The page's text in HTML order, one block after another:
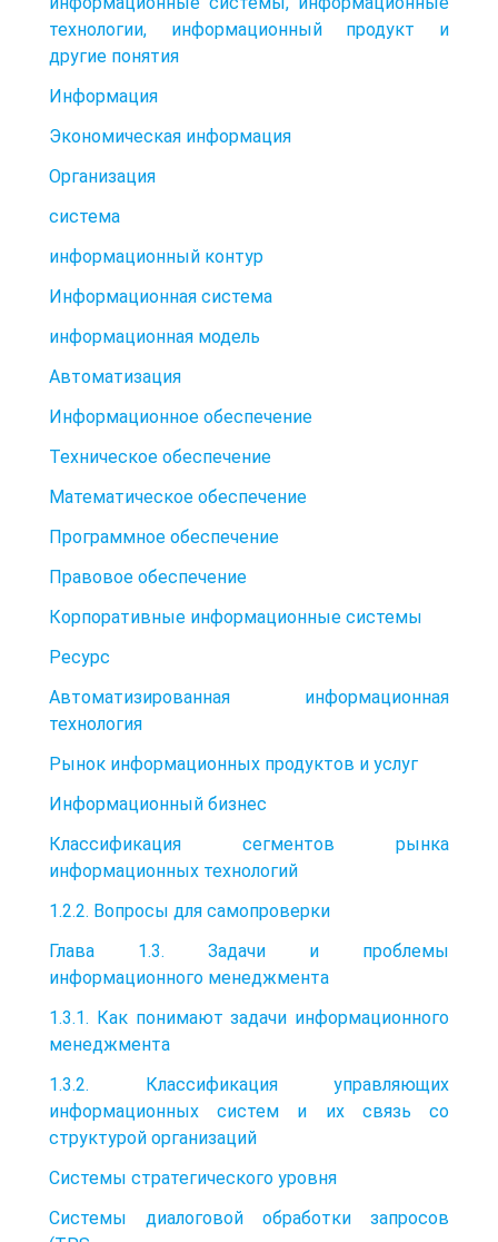
технологии, информационный продукт и
другие понятия
Информация
Экономическая информация
Организация
система
информационный контур
Информационная система
информационная модель
Автоматизация
Информационное обеспечение
Техническое обеспечение
Математическое обеспечение
Программное обеспечение
Правовое обеспечение
Корпоративные информационные системы
Ресурс
Автоматизированная информационная
технология
Рынок информационных продуктов и услуг
Информационный бизнес
Классификация сегментов рынка
информационных технологий
1.2.2. Вопросы для самопроверки
Глава 1.3. Задачи и проблемы
информационного менеджмента
1.3.1. Как понимают задачи информационного
менеджмента
1.3.2. Классификация управляющих
информационных систем и их связь со
структурой организаций
Системы стратегического уровня
Системы диалоговой обработки запросов